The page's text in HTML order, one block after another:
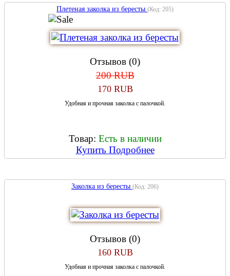
Плетеная заколка из бересты (Код: 205)
Отзывов (0)
200 RUB
170 RUB
Удобная и прочная заколка c палочкой.
Товар: Есть в наличии
Купить Подробнее
Заколка из бересты (Код: 206)
Отзывов (0)
160 RUB
Удобная и прочная заколка с палочкой.